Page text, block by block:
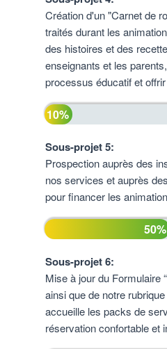
Création d'un "Carnet de
traités durant les
des histoires et des
enseignants et les
processus éducatif et
10%
Sous-projet 5:
Prospection auprès des
nos services et auprès
pour financer les
50%
Sous-projet 6:
Mise à jour du Formulaire
ainsi que de notre
accueille les packs de
réservation confortable et